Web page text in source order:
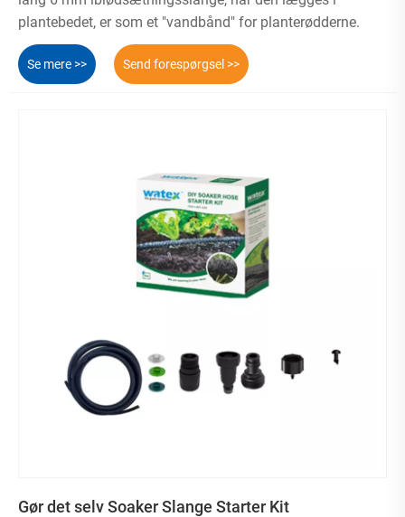
plantebedet, er som et "vandbånd" for planterødderne.
Se mere >> Send forespørgsel >>
Gør det selv Soaker Slange Starter Kit